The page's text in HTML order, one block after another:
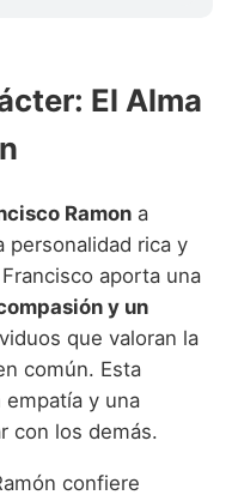
El Alma
Ramon a
personalidad rica y
aporta una
y un
que valoran la
común. Esta
y una
con los demás.
confiere